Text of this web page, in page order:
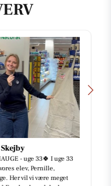
33🍀 I uge 33
Pernille,
være meget